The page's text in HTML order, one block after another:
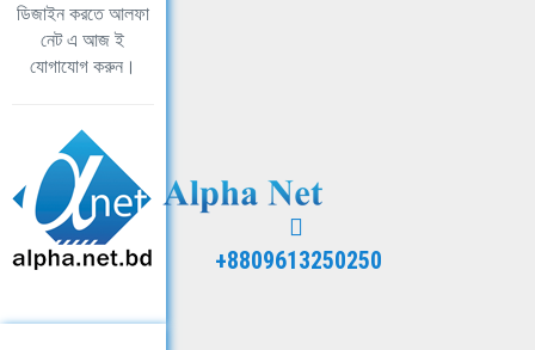
ডিজাইন করতে আলফা
নেট এ আজ ই
যোগাযোগ করুন।
+8809613250250